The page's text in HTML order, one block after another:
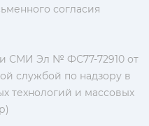
согласия
СМИ Эл № ФС77-72910 от
службой по надзору в
технологий и массовых